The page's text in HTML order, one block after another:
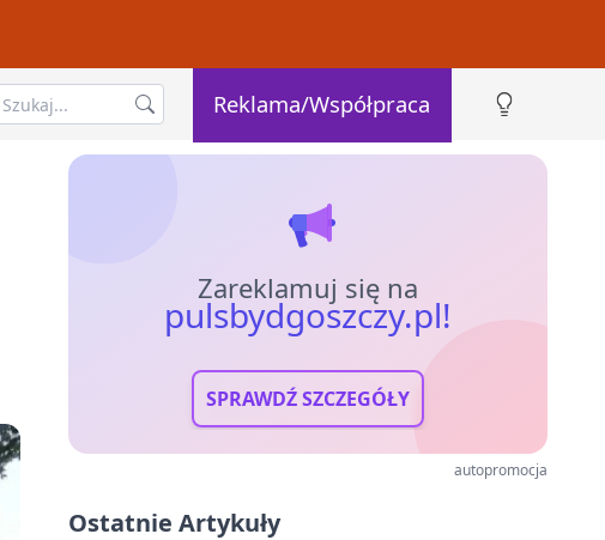
Reklama/Współpraca
Zareklamuj się na
pulsbydgoszczy.pl!
SPRAWDŹ SZCZEGÓŁY
autopromocja
Ostatnie Artykuły